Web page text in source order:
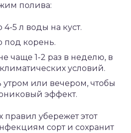
полива:
4-5 л воды на куст.
под корень.
чаще 1-2 раз в неделю, в
условий.
или вечером, чтобы
эффект.
убережет этот
сорт и сохранит